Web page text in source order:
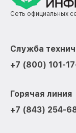
Сеть официальных
Служба
+7 (800) 101-
Горячая линия
+7 (843) 254-